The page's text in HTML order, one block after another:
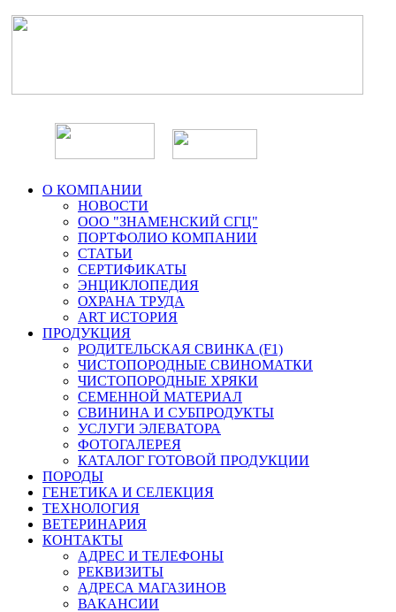
О КОМПАНИИ
НОВОСТИ
ООО "ЗНАМЕНСКИЙ СГЦ"
ПОРТФОЛИО КОМПАНИИ
СТАТЬИ
СЕРТИФИКАТЫ
ЭНЦИКЛОПЕДИЯ
ОХРАНА ТРУДА
ART ИСТОРИЯ
ПРОДУКЦИЯ
РОДИТЕЛЬСКАЯ СВИНКА (F1)
ЧИСТОПОРОДНЫЕ СВИНОМАТКИ
ЧИСТОПОРОДНЫЕ ХРЯКИ
СЕМЕННОЙ МАТЕРИАЛ
СВИНИНА И СУБПРОДУКТЫ
УСЛУГИ ЭЛЕВАТОРА
ФОТОГАЛЕРЕЯ
КАТАЛОГ ГОТОВОЙ ПРОДУКЦИИ
ПОРОДЫ
ГЕНЕТИКА И СЕЛЕКЦИЯ
ТЕХНОЛОГИЯ
ВЕТЕРИНАРИЯ
КОНТАКТЫ
АДРЕС И ТЕЛЕФОНЫ
РЕКВИЗИТЫ
АДРЕСА МАГАЗИНОВ
ВАКАНСИИ